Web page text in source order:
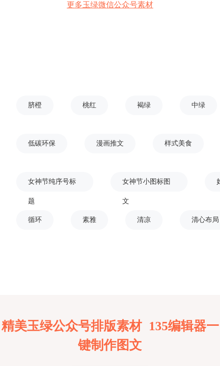
更多玉绿微信公众号素材
脐橙 桃红 褐绿 中绿
低碳环保 漫画推文 样式美食
女神节纯序号标
题
女神节小图标图
文
循环 素雅 清凉 清心布局
精美玉绿公众号排版素材 135编辑器一
键制作图文